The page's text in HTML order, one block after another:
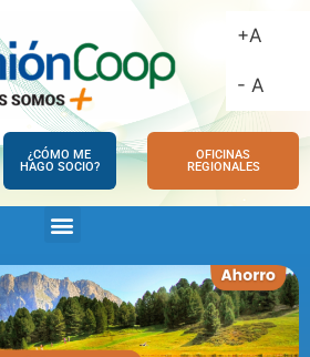
+A
- A
¿CÓMO ME
HAGO SOCIO?
OFICINAS
REGIONALES